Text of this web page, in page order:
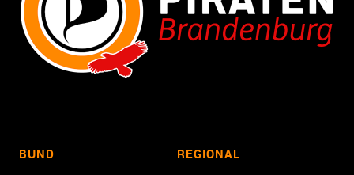
BUND REGIONAL